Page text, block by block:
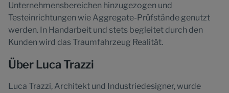
Unternehmensbereichen hinzugezogen und
Testeinrichtungen wie Aggregate-Prüfstände genutzt
werden. In Handarbeit und stets begleitet durch den
Kunden wird das Traumfahrzeug Realität.
Über Luca Trazzi
Luca Trazzi, Architekt und Industriedesigner, wurde